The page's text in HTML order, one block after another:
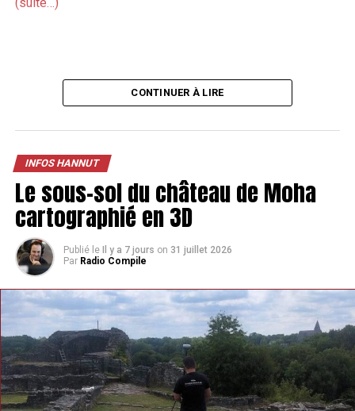
CONTINUER À LIRE
INFOS HANNUT
Le sous-sol du château de Moha
cartographié en 3D
Publié le Il y a 7 jours on 31 juillet 2026
Par Radio Compile